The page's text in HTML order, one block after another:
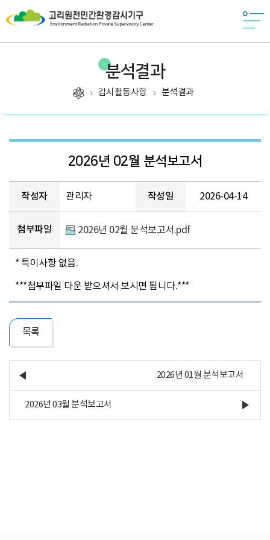
분석결과
감시활동사항 분석결과
제목, 작성자, 작성일, 첨부파일, 조회, 카테고리
2026년 02월 분석보고서
작성자 관리자 작성일 2026-04-14
첨부파일 2026년 02월 분석보고서.pdf
* 특이사항 없음.
***첨부파일 다운 받으셔서 보시면 됩니다.***
목록
2026년 01월 분석보고서
2026년 03월 분석보고서